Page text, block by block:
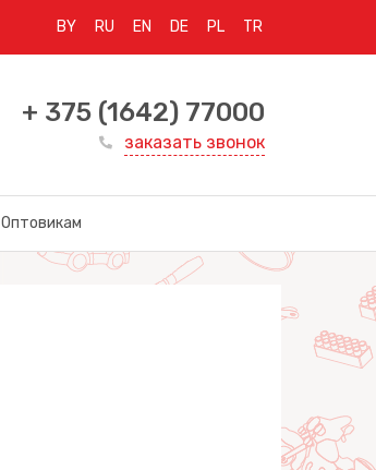
BY RU EN DE PL TR
+ 375 (1642) 77000
заказать звонок
Оптовикам